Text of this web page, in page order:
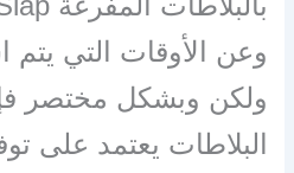
وعن الأوقات التي يتم
ولكن وبشكل مختصر
البلاطات يعتمد على